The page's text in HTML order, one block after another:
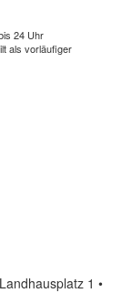
24 Uhr
als vorläufiger
1 •